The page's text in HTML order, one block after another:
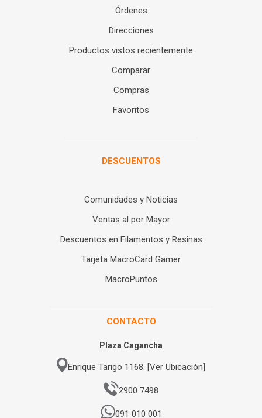
Órdenes
Direcciones
Productos vistos recientemente
Comparar
Compras
Favoritos
DESCUENTOS
Comunidades y Noticias
Ventas al por Mayor
Descuentos en Filamentos y Resinas
Tarjeta MacroCard Gamer
MacroPuntos
CONTACTO
Plaza Cagancha
Enrique Tarigo 1168. [Ver Ubicación]
2900 7498
091 010 001